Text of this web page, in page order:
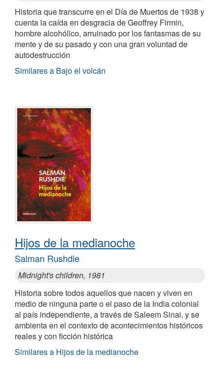
Historia que transcurre en el Día de Muertos de 1938 y
cuenta la caída en desgracia de Geoffrey Firmin,
hombre alcohólico, arruinado por los fantasmas de su
mente y de su pasado y con una gran voluntad de
autodestrucción
Similares a Bajo el volcán
Hijos de la medianoche
Salman Rushdie
Midnight's children, 1981
Historia sobre todos aquellos que nacen y viven en
medio de ninguna parte o el paso de la India colonial
al país independiente, a través de Saleem Sinai, y se
ambienta en el contexto de acontecimientos históricos
reales y con ficción histórica
Similares a Hijos de la medianoche